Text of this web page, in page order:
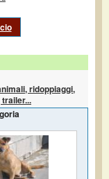
ridoppiaggi,